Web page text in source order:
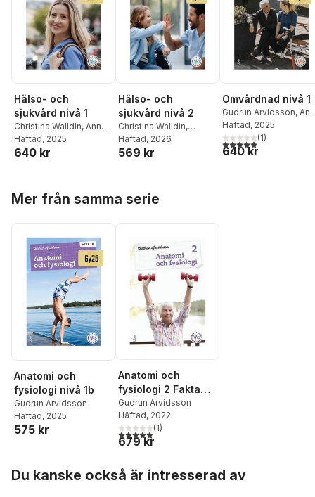
Hälso- och
sjukvård nivå 1
Christina Walldin, Anna
Hedlund Leijon
Arvidsson
Häftad, 2025
640 kr
Hälso- och
sjukvård nivå 2
Christina Walldin,
Gudrun Arvidsson
Monica Rautio
Häftad, 2026
569 kr
Omvårdnad nivå 1
Gudrun Arvidsson,
Hedlund Leijon
Christina Walldin
Häftad, 2025
5,0utav 5 stjärnor.
(1)
640 kr
Mer från samma serie
Anatomi och
fysiologi nivå 1b
Gudrun Arvidsson
Häftad, 2025
575 kr
Anatomi och
fysiologi 2 Fakta
och uppgifter
Gudrun Arvidsson
Häftad, 2022
5,0utav 5 stjärnor. Totalt antal röster:
(1)
679 kr
Du kanske också är intresserad av